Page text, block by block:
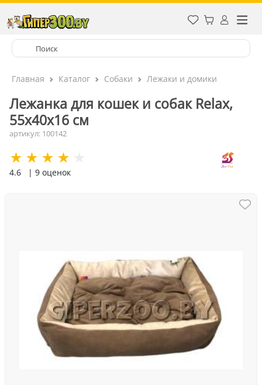
Главная Каталог Собаки Лежаки и домики
Лежанка для кошек и собак Relax,
55х40х16 см
артикул: 100142
4.6 | 9 оценок